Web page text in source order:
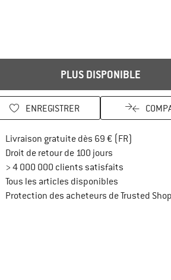
PLUS DISPONIBLE
ENREGISTRER
Livraison gratuite dès 69 € (FR)
Droit de retour de 100 joursTrouve les
> 4 000 000 clients satisfaits
Tous les articles disponibles
Protection des acheteurs de Trusted